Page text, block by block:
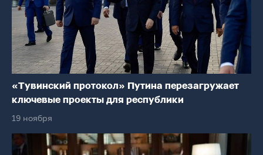
«Тувинский протокол» Путина перезагружает
ключевые проекты для республики
19 ноября